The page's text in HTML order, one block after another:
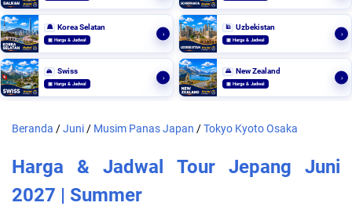
🏯 Korea Selatan
▣ Harga & Jadwal
›
🕌 Uzbekistan
▣ Harga & Jadwal
›
🏔️ Swiss
▣ Harga & Jadwal
›
🌄 New Zealand
▣ Harga & Jadwal
›
Beranda /Juni / Musim Panas Japan /Tokyo Kyoto Osaka
Harga & Jadwal Tour Jepang Juni
2027 | Summer